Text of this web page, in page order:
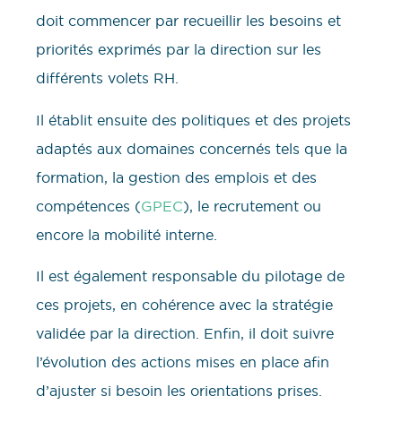
doit commencer par recueillir les besoins et
priorités exprimés par la direction sur les
différents volets RH.
Il établit ensuite des politiques et des projets
adaptés aux domaines concernés tels que la
formation, la gestion des emplois et des
compétences (GPEC), le recrutement ou
encore la mobilité interne.
Il est également responsable du pilotage de
ces projets, en cohérence avec la stratégie
validée par la direction. Enfin, il doit suivre
l’évolution des actions mises en place afin
d’ajuster si besoin les orientations prises.